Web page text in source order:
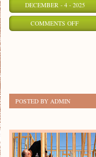
DECEMBER - 4 - 2025
COMMENTS OFFON
POSTED BY ADMIN